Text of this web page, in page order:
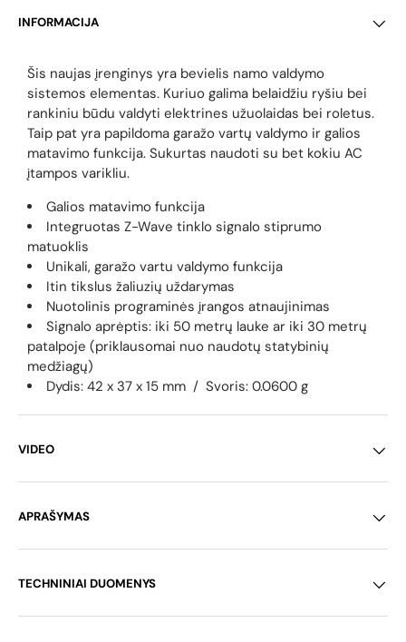
INFORMACIJA
Šis naujasįrenginys yra bevielis namo valdymo
sistemos elementas. Kuriuo galima belaidžiu ryšiu bei
rankiniu būdu valdyti elektrines užuolaidas bei roletus.
Taip pat yra papildoma garažo vartų valdymo ir galios
matavimo funkcija. Sukurtas naudoti su bet kokiu AC
įtampos varikliu.
Galios matavimo funkcija
Integruotas Z-Wave tinklo signalo stiprumo
matuoklis
Unikali, garažo vartu valdymo funkcija
Itin tikslus žaliuzių uždarymas
Nuotolinis programinės įrangos atnaujinimas
Signalo aprėptis: iki 50 metrų lauke ar iki 30 metrų
patalpoje (priklausomai nuo naudotų statybinių
medžiagų)
Dydis: 42 x 37 x 15 mm / Svoris: 0.0600 g
VIDEO
APRAŠYMAS
TECHNINIAI DUOMENYS